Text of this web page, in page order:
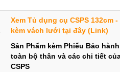
Xem Tủ dụng cụ CSPS 132cm
kèm vách lưới tại đây (Link)
Sản Phẩm kèm Phiếu Bảo
toàn bộ thân và các chi tiết
CSPS